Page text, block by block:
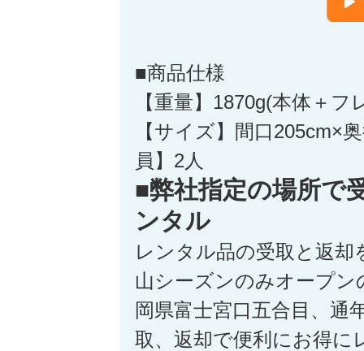
■商品仕様
【重量】1870g(本体＋
【サイズ】間口205cm×
員】2人
■弊社指定の場所で
ンタル
レンタル品の受取と返却
山シーズンのみオープン
岡県富士宮口五合目、通
取、返却で便利にお得に